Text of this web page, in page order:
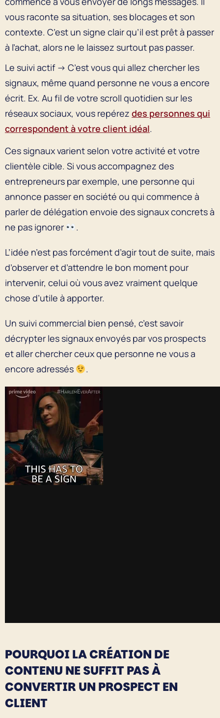
vous raconte sa situation, ses blocages et son
contexte. C’est un signe clair qu’il est prêt à passer
à l’achat, alors ne le laissez surtout pas passer.
Le suivi actif → C’est vous qui allez chercher les
signaux, même quand personne ne vous a encore
écrit. Ex. Au fil de votre scroll quotidien sur les
réseaux sociaux, vous repérez des personnes qui
correspondent à votre client idéal.
Ces signaux varient selon votre activité et votre
clientèle cible. Si vous accompagnez des
entrepreneurs par exemple, une personne qui
annonce passer en société ou qui commence à
parler de délégation envoie des signaux concrets à
ne pas ignorer
.
L’idée n’est pas forcément d’agir tout de suite, mais
d’observer et d’attendre le bon moment pour
intervenir, celui où vous avez vraiment quelque
chose d’utile à apporter.
Un suivi commercial bien pensé, c’est savoir
décrypter les signaux envoyés par vos prospects
et aller chercher ceux que personne ne vous a
encore adressés
.
POURQUOI LA CRÉATION DE
CONTENU NE SUFFIT PAS À
CONVERTIR UN PROSPECT EN
CLIENT